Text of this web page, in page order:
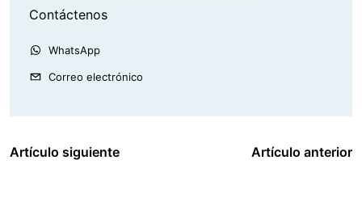
Contáctenos
WhatsApp
Correo electrónico
Artículo siguiente Artículo anterior